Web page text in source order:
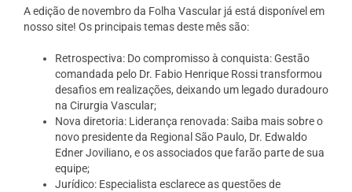
A edição de novembro da Folha Vascular já está disponível em
nosso site! Os principais temas deste mês são:
Retrospectiva: Do compromisso à conquista: Gestão
comandada pelo Dr. Fabio Henrique Rossi transformou
desafios em realizações, deixando um legado duradouro
na Cirurgia Vascular;
Nova diretoria: Liderança renovada: Saiba mais sobre o
novo presidente da Regional São Paulo, Dr. Edwaldo
Edner Joviliano, e os associados que farão parte de sua
equipe;
Jurídico: Especialista esclarece as questões de